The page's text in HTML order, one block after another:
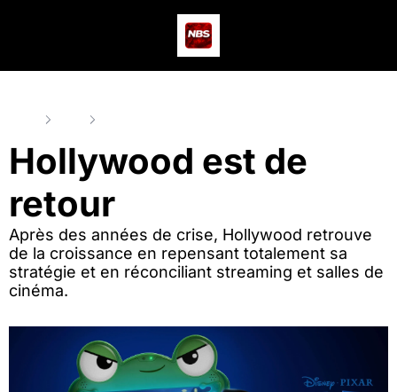
Hollywood est de
retour
Après des années de crise, Hollywood retrouve
de la croissance en repensant totalement sa
stratégie et en réconciliant streaming et salles de
cinéma.